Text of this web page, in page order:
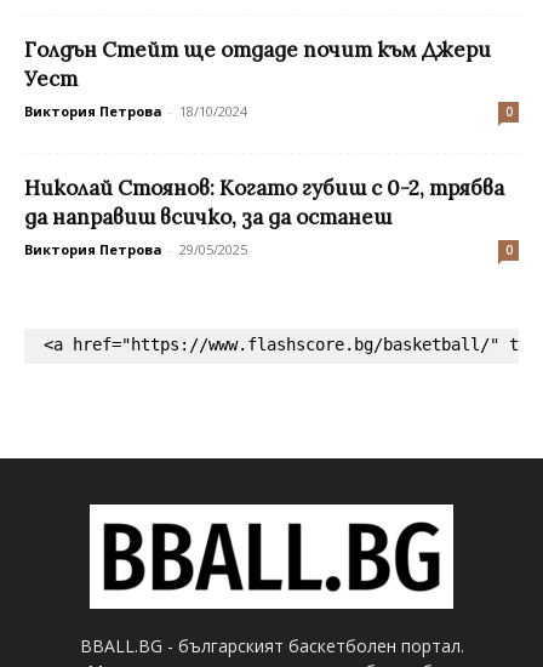
Голдън Стейт ще отдаде почит към Джери
Уест
Виктория Петрова - 18/10/2024 0
Николай Стоянов: Когато губиш с 0-2, трябва
да направиш всичко, за да останеш
Виктория Петрова - 29/05/2025 0
<a href="https://www.flashscore.bg/basketball/"
BBALL.BG - българският баскетболен портал.